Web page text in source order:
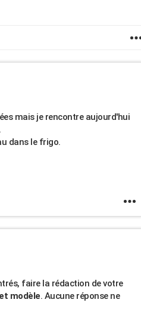
mais je rencontre aujourd'hui
dans le frigo.
faire la rédaction de votre
modèle. Aucune réponse ne